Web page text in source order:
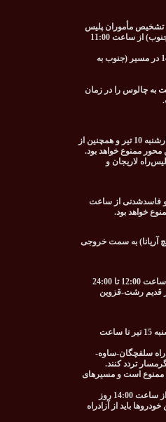
حجم ترافیک و بنا به تشخیص مأموران پلیس
راه، محدودیت یک‌طرفه در مسیر رفت (جنوب به شمال) از ساعت 10:00 و یا در مسیر برگشت (شمال به جنوب) از ساعت 11:00
همچنین تردد کلیه وسایل نقلیه از ساعت 12:00 روز جمعه 12 تیرماه تا ساعت 07:00 روز دوشنبه 15 تیر 1405 در مسیر (جنوب به
به چالوس را در زمان
تردد کامیون‌ها و کامیونت‌ها به استثنای حاملان مواد سوختی و فاسدشدنی از ساعت 12:00 تا 24:00 روز چهارشنبه 10 تیر و همچنین از
در محدوده پلور تا پلیس‌راه لاریجان و
و فاسدشدنی از ساعت
یا ابتدای پیچ آریانا) به سمت خروجی
در صورت افزایش حجم ترافیک، تردد انواع تریلر و کامیون به استثنای حاملان مواد سوختی و فاسدشدنی از ساعت 12:00 تا 24:00
08:00 تا 24:00 روزهای جمعه 12 تیر و دوشنبه 15 تیر 1405 در محور قدیم رشت-قزوین
تردد انواع تریلر، کامیون و کامیونت به استثنای حاملان مواد سوختی و فاسدشدنی از ساعت 14:00 روز دوشنبه 15 تیر تا ساعت
سلفچگان-ساوه-
تردد کنند.
پایان جمعه 19 تیر 1405 در آزادراه قم-تهران ممنوع است و مسیرهای
تردد خودروهای سواری شخصی که از استان‌های جنوبی و غربی کشور به مقصد تهران در حرکت هستند نیز از ساعت 14:00 روز
بوده و این خودروها باید از آزادراه